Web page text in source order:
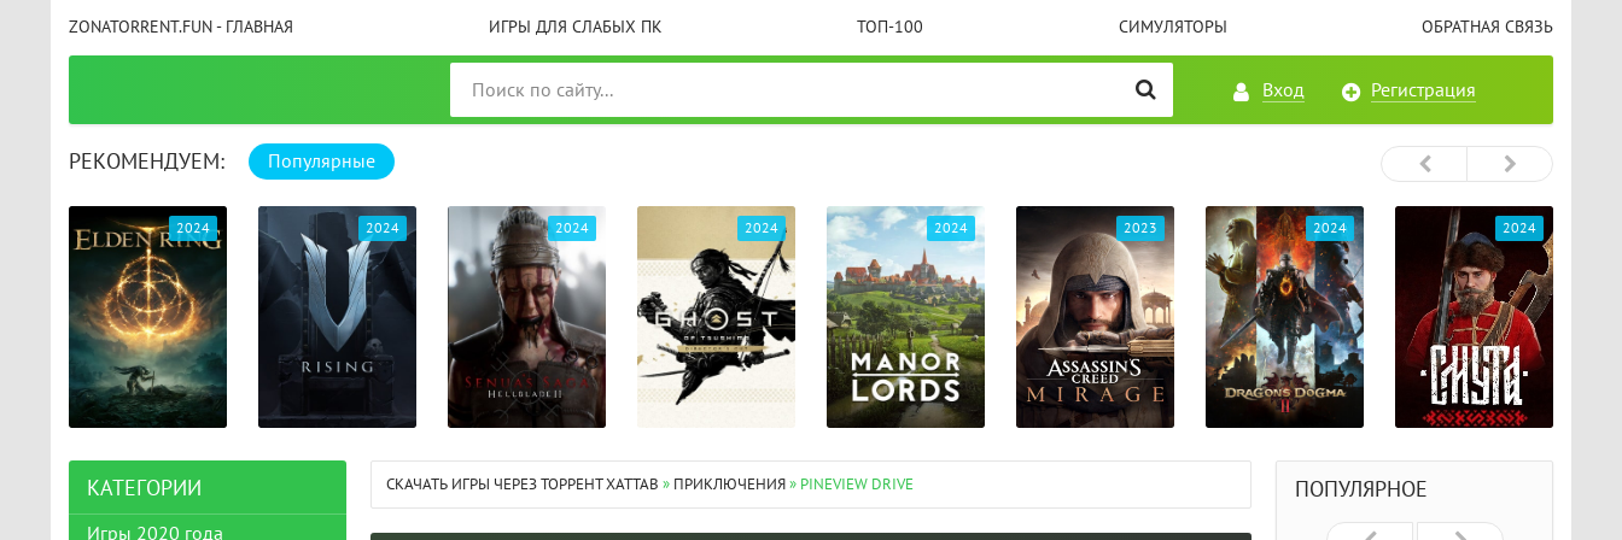
ZONATORRENT.FUN - ГЛАВНАЯ ИГРЫ ДЛЯ СЛАБЫХ ПК ТОП-100 СИМУЛЯТОРЫ ОБРАТНАЯ СВЯЗЬ
Вход Регистрация
РЕКОМЕНДУЕМ: Популярные
2024 2024 2024 2024 2024 2023 2024 2024
СКАЧАТЬ ИГРЫ ЧЕРЕЗ ТОРРЕНТ XATTAB » ПРИКЛЮЧЕНИЯ» PINEVIEW DRIVE
КАТЕГОРИИ
Игры 2020 года
ПОПУЛЯРНОЕ